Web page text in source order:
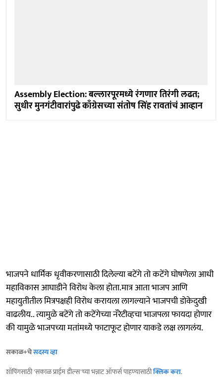
Assembly Election: बल्लारपूरमध्ये रंगणार तिरंगी लढत;
सुधीर मुनगंटीवारांपुढे काँग्रेसच्या संतोष सिंह रावतांचं आव्हान
भाजपने धार्मिक धृवीकरणासाठी दिलेल्या बटेंगे तो कटेंगे घोषणेला आधी
महाविकास आघाडीने विरोध केला होता.मात्र आता भाजप आणि
महायुतीतील मित्रपक्षही विरोध करायला लागल्याने भाजपची डोकेदुखी
वाढलीय.. त्यामुळे बटेंगे तो कटेंगेच्या नॅरेटीव्हचा भाजपला फायदा होणार
की यामुळे भाजपच्या मतांमध्ये फाटाफूट होणार याकडे लक्ष लागलंय.
सकाळ+चेसदस्य व्हा
शॉपिंगसाठी 'सकाळ प्राईम डील्स'च्या भन्नाट ऑफर्स पाहण्यासाठीक्लिक करा.